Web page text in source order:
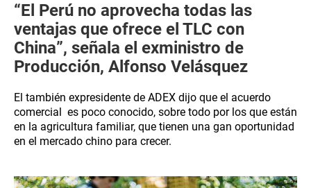
“El Perú no aprovecha todas las
ventajas que ofrece el TLC con
China”, señala el exministro de
Producción, Alfonso Velásquez
El también expresidente de ADEX dijo que el acuerdo
comercial es poco conocido, sobre todo por los que están
en la agricultura familiar, que tienen una gan oportunidad
en el mercado chino para crecer.